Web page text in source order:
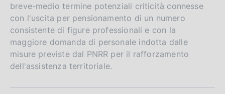
breve-medio termine potenziali criticità connesse
con l'uscita per pensionamento di un numero
consistente di figure professionali e con la
maggiore domanda di personale indotta dalle
misure previste dal PNRR per il rafforzamento
dell'assistenza territoriale.